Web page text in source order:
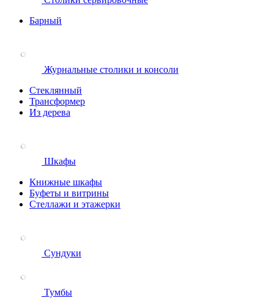
Барный
Журнальные столики и консоли
Стеклянный
Трансформер
Из дерева
Шкафы
Книжные шкафы
Буфеты и витрины
Стеллажи и этажерки
Сундуки
Тумбы